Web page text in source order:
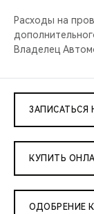
Расходы на
Владелец
ЗАПИСАТЬСЯ
КУПИТЬ
ОДОБРЕНИЕ